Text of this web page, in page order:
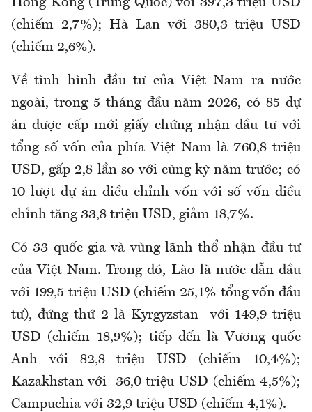
(chiếm 2,7%); Hà Lan với 380,3 triệu USD
(chiếm 2,6%).
Về tình hình đầu tư của Việt Nam ra nước
ngoài, trong 5 tháng đầu năm 2026, có 85 dự
án được cấp mới giấy chứng nhận đầu tư với
tổng số vốn của phía Việt Nam là 760,8 triệu
USD, gấp 2,8 lần so với cùng kỳ năm trước; có
10 lượt dự án điều chỉnh vốn với số vốn điều
chỉnh tăng 33,8 triệu USD, giảm 18,7%.
Có 33 quốc gia và vùng lãnh thổ nhận đầu tư
của Việt Nam. Trong đó, Lào là nước dẫn đầu
với 199,5 triệu USD (chiếm 25,1% tổng vốn đầu
tư), đứng thứ 2 là Kyrgyzstan với 149,9 triệu
USD (chiếm 18,9%); tiếp đến là Vương quốc
Anh với 82,8 triệu USD (chiếm 10,4%);
Kazakhstan với 36,0 triệu USD (chiếm 4,5%);
Campuchia với 32,9 triệu USD (chiếm 4,1%).